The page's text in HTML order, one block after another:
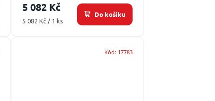
5 082 Kč
Měrná
5 082 Kč / 1 ks
Do košíku
Kód: 17783